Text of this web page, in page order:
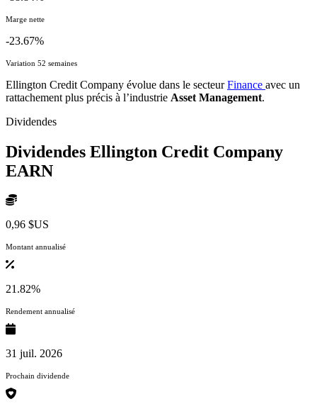
Marge nette
-23.67%
Variation 52 semaines
Ellington Credit Company évolue dans le secteurFinance avec un
rattachement plus précis à l’industrie Asset Management.
Dividendes
Dividendes Ellington Credit Company
EARN
0,96 $US
Montant annualisé
21.82%
Rendement annualisé
31 juil. 2026
Prochain dividende